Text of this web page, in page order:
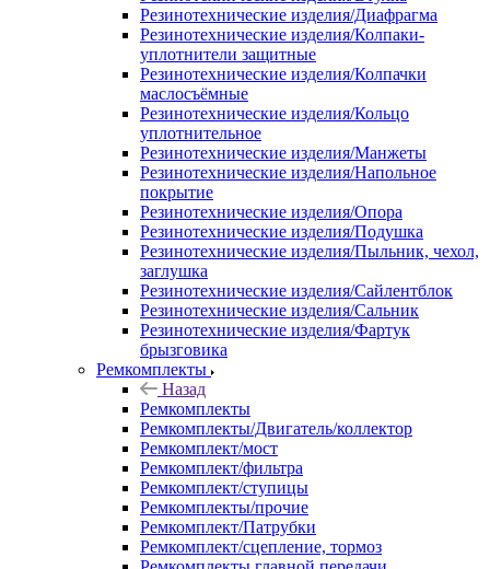
Резинотехнические изделия/Диафрагма
Резинотехнические изделия/Колпаки-
уплотнители защитные
Резинотехнические изделия/Колпачки
маслосъёмные
Резинотехнические изделия/Кольцо
уплотнительное
Резинотехнические изделия/Манжеты
Резинотехнические изделия/Напольное
покрытие
Резинотехнические изделия/Опора
Резинотехнические изделия/Подушка
Резинотехнические изделия/Пыльник, чехол,
заглушка
Резинотехнические изделия/Сайлентблок
Резинотехнические изделия/Сальник
Резинотехнические изделия/Фартук
брызговика
Ремкомплекты
Назад
Ремкомплекты
Ремкомплекты/Двигатель/коллектор
Ремкомплект/мост
Ремкомплект/фильтра
Ремкомплект/ступицы
Ремкомплекты/прочие
Ремкомплект/Патрубки
Ремкомплект/сцепление, тормоз